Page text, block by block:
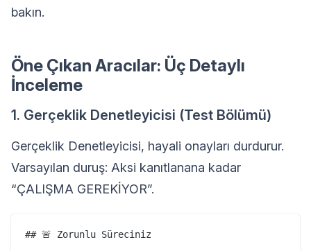
bakın.
Öne Çıkan Aracılar: Üç Detaylı
İnceleme
1. Gerçeklik Denetleyicisi (Test Bölümü)
Gerçeklik Denetleyicisi, hayali onayları durdurur.
Varsayılan duruş: Aksi kanıtlanana kadar
“ÇALIŞMA GEREKİYOR”.
## 🚨 Zorunlu Süreciniz